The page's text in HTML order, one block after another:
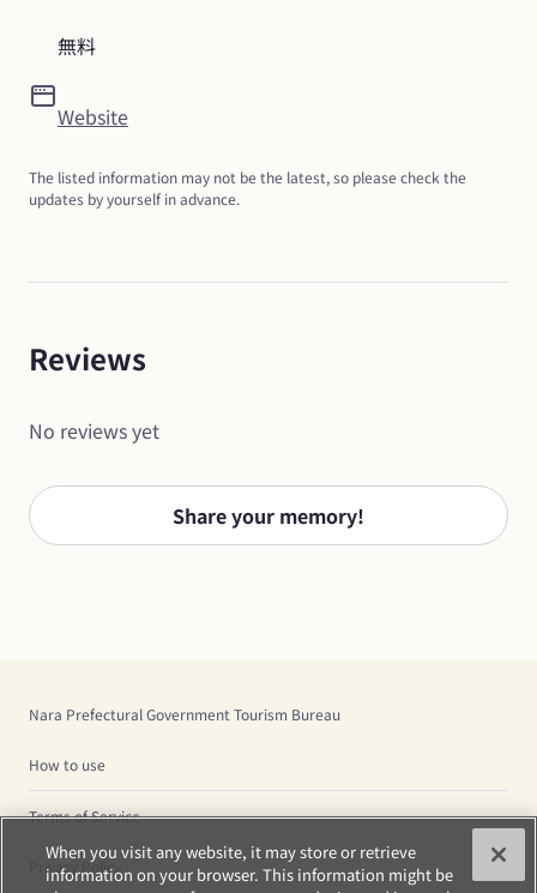
無料
Website
The listed information may not be the latest, so please check the
updates by yourself in advance.
Reviews
No reviews yet
Share your memory!
Nara Prefectural Government Tourism Bureau
How to use
Terms of Service
Privacy Policy
When you visit any website, it may store or retrieve
information on your browser. This information might be